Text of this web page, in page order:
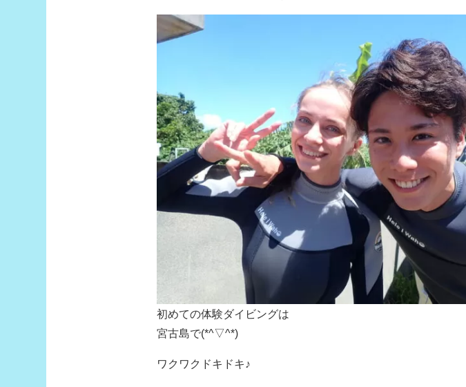
初めての体験ダイビングは
宮古島で(*^▽^*)
ワクワクドキドキ♪